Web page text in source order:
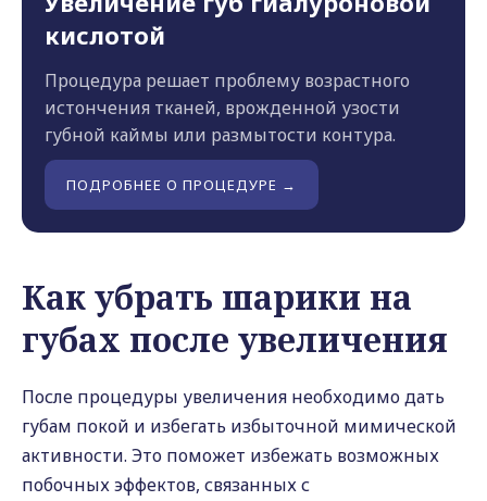
кислотой
Процедура решает проблему возрастного
истончения тканей, врожденной узости
губной каймы или размытости контура.
ПОДРОБНЕЕ О ПРОЦЕДУРЕ →
Как убрать шарики на
губах после увеличения
После процедуры увеличения необходимо дать
губам покой и избегать избыточной мимической
активности. Это поможет избежать возможных
побочных эффектов, связанных с